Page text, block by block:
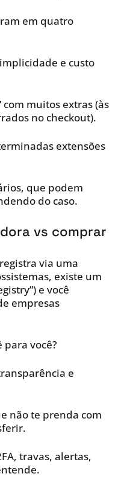
em quatro
e custo
com muitos extras (às
no checkout).
extensões
que podem
do caso.
vs comprar
via uma
existe um
e você
empresas
para você?
e
não te prenda com
travas, alertas,